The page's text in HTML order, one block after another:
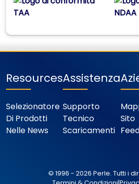
Resources
Selezionatore
Di Prodotti
Nelle News
Assistenza
Supporto
Tecnico
Scaricamenti
Sito
© 1996 - 2026 Perle. Tutti i